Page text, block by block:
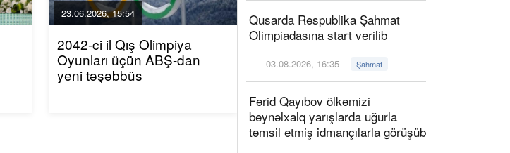
23.06.2026, 15:54
2042-ci il Qış Olimpiya
Oyunları üçün ABŞ-dan
yeni təşəbbüs
Qusarda Respublika Şahmat
Olimpiadasına start verilib
03.08.2026, 16:35 Şahmat
Fərid Qayıbov ölkəmizi
beynəlxalq yarışlarda uğurla
təmsil etmiş idmançılarla görüşüb